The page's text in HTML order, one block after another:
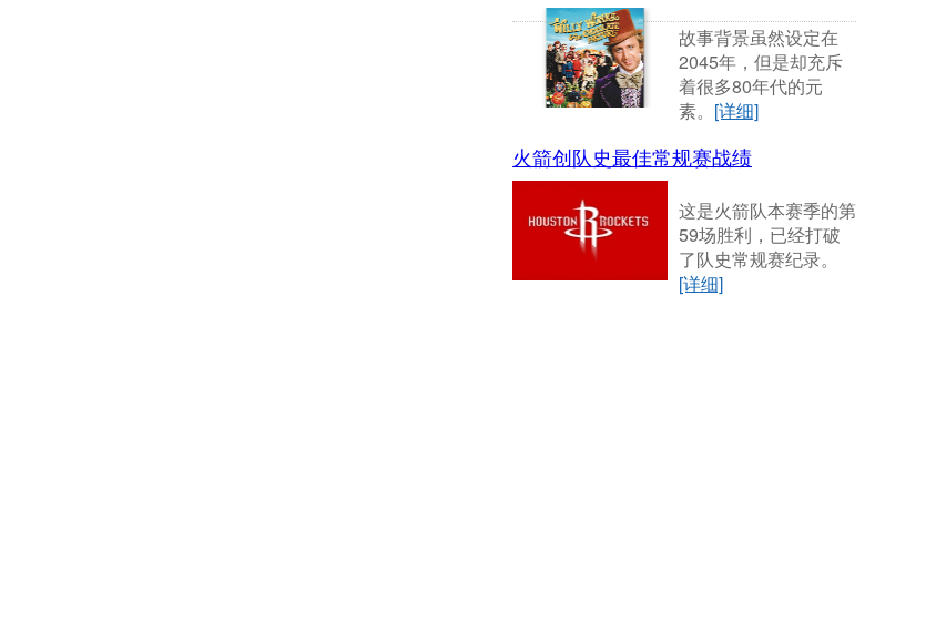
故事背景虽然设定在
2045年，但是却充斥
着很多80年代的元
素。 [详细]
火箭创队史最佳常规赛战绩
这是火箭队本赛季的第
59场胜利，已经打破
了队史常规赛纪录。
[详细]